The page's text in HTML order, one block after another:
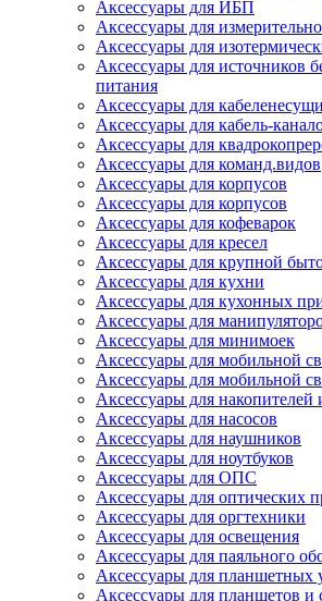
Аксессуары для ИБП
Аксессуары для
Аксессуары для
Аксессуары для источников
питания
Аксессуары для
Аксессуары для кабель-
Аксессуары для
Аксессуары для команд.видов
Аксессуары для корпусов
Аксессуары для корпусов
Аксессуары для кофеварок
Аксессуары для кресел
Аксессуары для крупной
Аксессуары для кухни
Аксессуары для кухонных
Аксессуары для
Аксессуары для минимоек
Аксессуары для мобильной
Аксессуары для мобильной
Аксессуары для
Аксессуары для насосов
Аксессуары для наушников
Аксессуары для ноутбуков
Аксессуары для ОПС
Аксессуары для оптических
Аксессуары для оргтехники
Аксессуары для освещения
Аксессуары для паяльного
Аксессуары для планшетных
Аксессуары для планшетов и